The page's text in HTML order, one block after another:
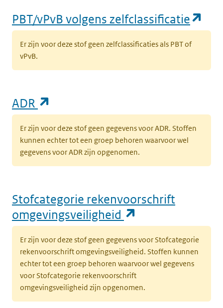
PBT/vPvB volgens zelfclassificatie
Er zijn voor deze stof geen zelfclassificaties als PBT of
vPvB.
ADR
Er zijn voor deze stof geen gegevens voor ADR. Stoffen
kunnen echter tot een groep behoren waarvoor wel
gegevens voor ADR zijn opgenomen.
Stofcategorie rekenvoorschrift
omgevingsveiligheid
Er zijn voor deze stof geen gegevens voor Stofcategorie
rekenvoorschrift omgevingsveiligheid. Stoffen kunnen
echter tot een groep behoren waarvoor wel gegevens
voor Stofcategorie rekenvoorschrift
omgevingsveiligheid zijn opgenomen.